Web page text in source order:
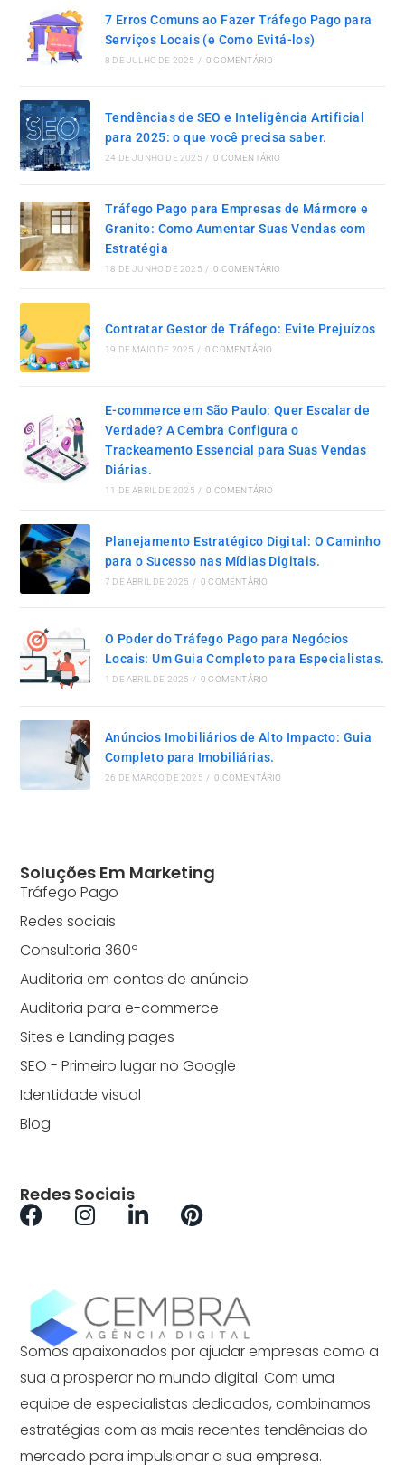
7 Erros Comuns ao Fazer Tráfego Pago para
Serviços Locais (e Como Evitá-los)
8 DE JULHO DE 2025 / 0 COMENTÁRIO
Tendências de SEO e Inteligência Artificial
para 2025: o que você precisa saber.
24 DE JUNHO DE 2025 / 0 COMENTÁRIO
Tráfego Pago para Empresas de Mármore e
Granito: Como Aumentar Suas Vendas com
Estratégia
18 DE JUNHO DE 2025 / 0 COMENTÁRIO
Contratar Gestor de Tráfego: Evite Prejuízos
19 DE MAIO DE 2025 / 0 COMENTÁRIO
E-commerce em São Paulo: Quer Escalar de
Verdade? A Cembra Configura o
Trackeamento Essencial para Suas Vendas
Diárias.
11 DE ABRIL DE 2025 / 0 COMENTÁRIO
Planejamento Estratégico Digital: O Caminho
para o Sucesso nas Mídias Digitais.
7 DE ABRIL DE 2025 / 0 COMENTÁRIO
O Poder do Tráfego Pago para Negócios
Locais: Um Guia Completo para Especialistas.
1 DE ABRIL DE 2025 / 0 COMENTÁRIO
Anúncios Imobiliários de Alto Impacto: Guia
Completo para Imobiliárias.
26 DE MARÇO DE 2025 / 0 COMENTÁRIO
Somos apaixonados por ajudar empresas como a
sua a prosperar no mundo digital. Com uma
equipe de especialistas dedicados, combinamos
estratégias com as mais recentes tendências do
mercado para impulsionar a sua empresa.
Soluções Em Marketing
Tráfego Pago
Redes sociais
Consultoria 360º
Auditoria em contas de anúncio
Auditoria para e-commerce
Sites e Landing pages
SEO - Primeiro lugar no Google
Identidade visual
Blog
Redes Sociais